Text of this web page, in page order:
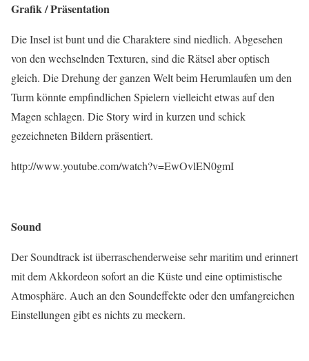
Grafik / Präsentation
Die Insel ist bunt und die Charaktere sind niedlich. Abgesehen
von den wechselnden Texturen, sind die Rätsel aber optisch
gleich. Die Drehung der ganzen Welt beim Herumlaufen um den
Turm könnte empfindlichen Spielern vielleicht etwas auf den
Magen schlagen. Die Story wird in kurzen und schick
gezeichneten Bildern präsentiert.
http://www.youtube.com/watch?v=EwOvlEN0gmI
Sound
Der Soundtrack ist überraschenderweise sehr maritim und erinnert
mit dem Akkordeon sofort an die Küste und eine optimistische
Atmosphäre. Auch an den Soundeffekte oder den umfangreichen
Einstellungen gibt es nichts zu meckern.